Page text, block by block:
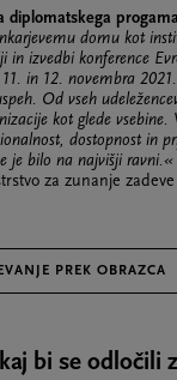
diplomatskega progama
domu kot
in izvedbi konference
in 12. novembra 2021.
Od vseh
kot glede vsebine.
dostopnost in
je bilo na najvišji ravni.«
za zunanje zadeve
PREK OBRAZCA
bi se odločili